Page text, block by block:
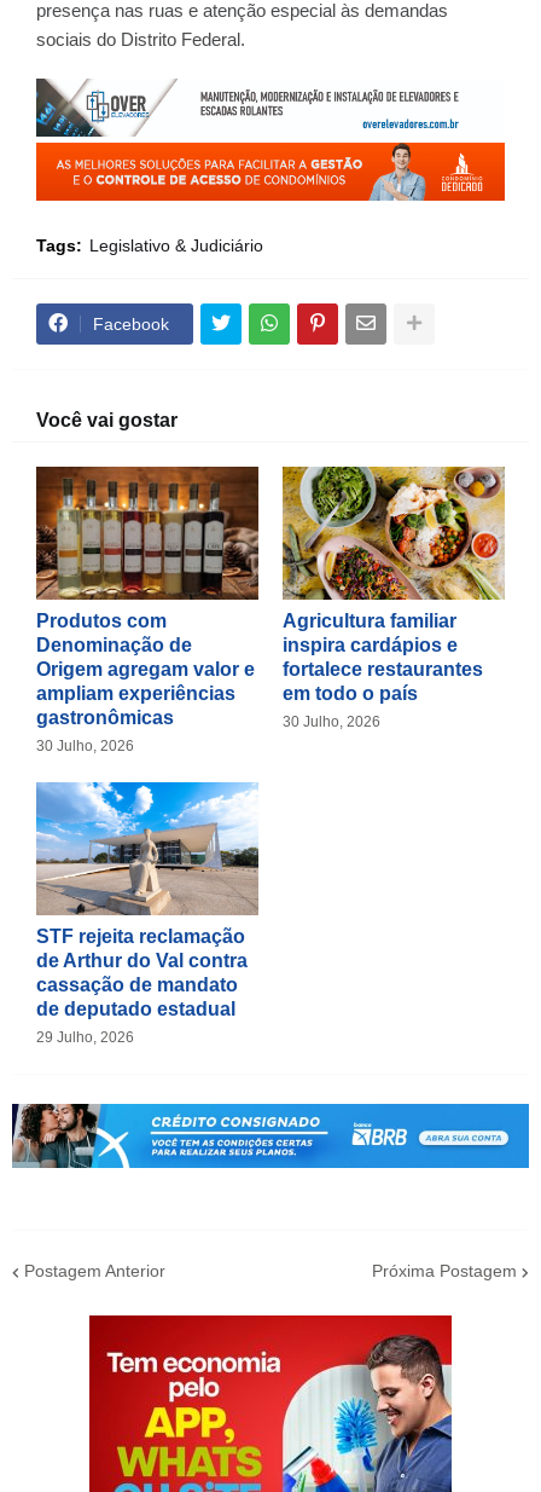
presença nas ruas e atenção especial às demandas
sociais do Distrito Federal.
Tags: Legislativo & Judiciário
Facebook
Você vai gostar
Produtos com
Denominação de
Origem agregam valor e
ampliam experiências
gastronômicas
30 Julho, 2026
Agricultura familiar
inspira cardápios e
fortalece restaurantes
em todo o país
30 Julho, 2026
STF rejeita reclamação
de Arthur do Val contra
cassação de mandato
de deputado estadual
29 Julho, 2026
Postagem Anterior Próxima Postagem